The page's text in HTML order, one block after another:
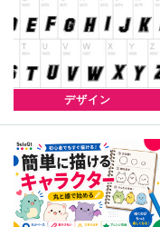
デザイン